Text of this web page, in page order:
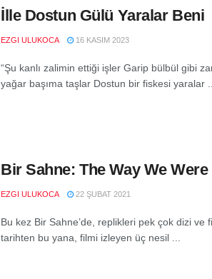
İlle Dostun Gülü Yaralar Beni
EZGI ULUKOCA 16 KASIM 2023
“Şu kanlı zalimin ettiği işler Garip bülbül gibi
yağar başıma taşlar Dostun bir fiskesi yaralar ...
Bir Sahne: The Way We Were
EZGI ULUKOCA 22 ŞUBAT 2021
Bu kez Bir Sahne’de, replikleri pek çok dizi ve
tarihten bu yana, filmi izleyen üç nesil ...